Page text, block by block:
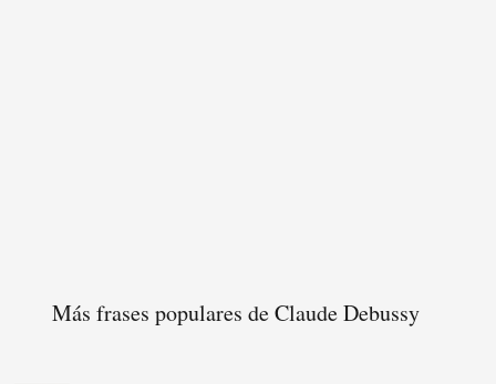
Más frases populares de Claude Debussy